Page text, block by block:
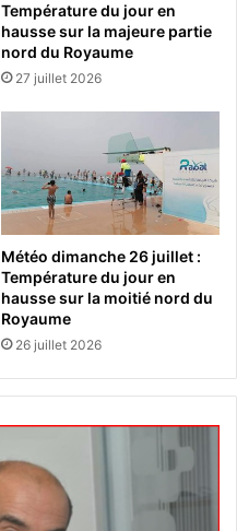
Température du jour en
hausse sur la majeure partie
nord du Royaume
27 juillet 2026
Météo dimanche 26 juillet :
Température du jour en
hausse sur la moitié nord du
Royaume
26 juillet 2026